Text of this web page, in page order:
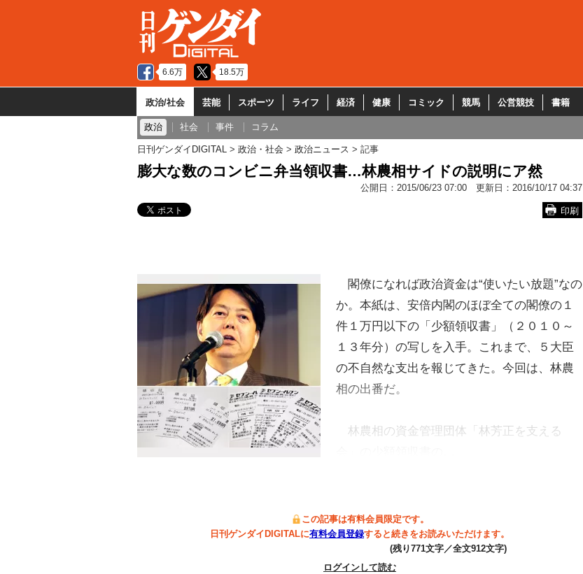
6.6万 18.5万
政治/社会 芸能 スポーツ ライフ 経済 健康 コミック 競馬 公営競技 書籍
政治 社会 事件 コラム
日刊ゲンダイDIGITAL 政治・社会 政治ニュース 記事
膨大な数のコンビニ弁当領収書…林農相サイドの説明にア然
公開日： 2015/06/23 07:00 更新日： 2016/10/17 04:37
印刷
閣僚になれば政治資金は“使いたい放題”なの
か。本紙は、安倍内閣のほぼ全ての閣僚の１
件１万円以下の「少額領収書」（２０１０～
１３年分）の写しを入手。これまで、５大臣
の不自然な支出を報じてきた。今回は、林農
相の出番だ。
林農相の資金管理団体「林芳正を支える
この記事は有料会員限定です。
日刊ゲンダイDIGITALに有料会員登録すると続きをお読みいただけます。
(残り771文字／全文912文字)
ログインして読む